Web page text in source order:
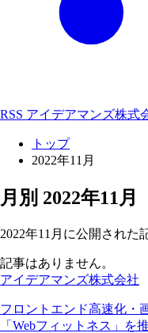
RSS アイデアマンズ株式
トップ
2022年11月
月別 2022年11月
2022年11月に公開された
記事はありません。
アイデアマンズ株式会社
フロントエンド高速化・
「Webフィットネス」を